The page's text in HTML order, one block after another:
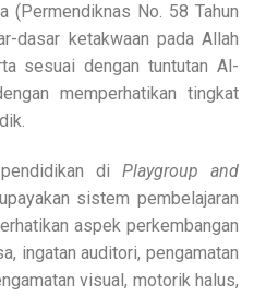
(Permendiknas No. 58 Tahun
dasar ketakwaan pada Allah
sesuai dengan tuntutan Al-
memperhatikan tingkat
di Playgroup and
sistem pembelajaran
aspek perkembangan
ingatan auditori, pengamatan
visual, motorik halus,